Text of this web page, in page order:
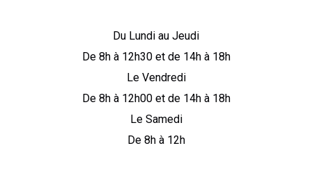
Du Lundi au Jeudi
De 8h à 12h30 et de 14h à 18h
Le Vendredi
De 8h à 12h00 et de 14h à 18h
Le Samedi
De 8h à 12h